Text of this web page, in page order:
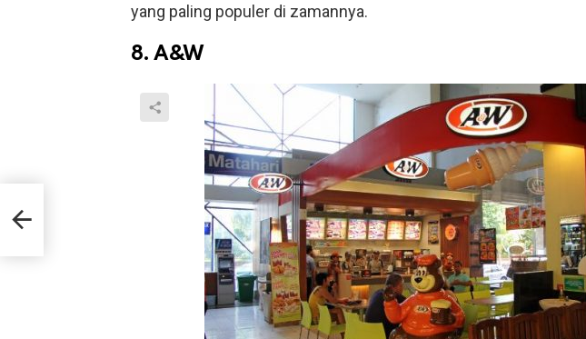
yang paling populer di zamannya.
8. A&W